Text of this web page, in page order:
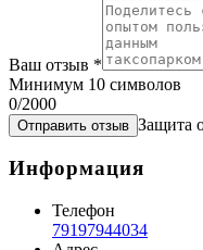
Ваш отзыв *
Минимум 10 символов
0/2000
Отправить отзыв Защита
Информация
Телефон
79197944034